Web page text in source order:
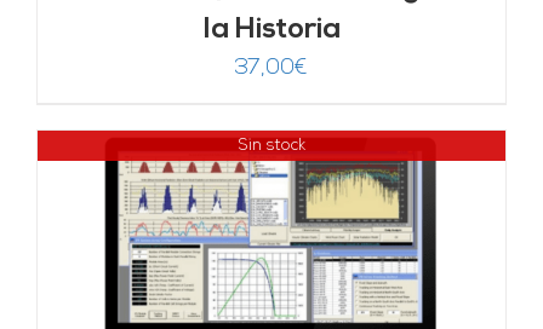
la Historia
37,00€
Sin stock